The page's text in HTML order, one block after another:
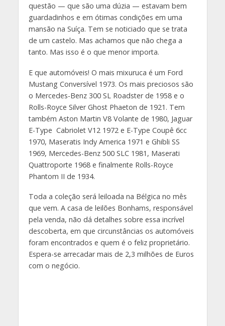
questão — que são uma dúzia — estavam bem
guardadinhos e em ótimas condições em uma
mansão na Suíça. Tem se noticiado que se trata
de um castelo. Mas achamos que não chega a
tanto. Mas isso é o que menor importa.
E que automóveis! O mais mixuruca é um Ford
Mustang Conversível 1973. Os mais preciosos são
o Mercedes-Benz 300 SL Roadster de 1958 e o
Rolls-Royce Silver Ghost Phaeton de 1921. Tem
também Aston Martin V8 Volante de 1980, Jaguar
E-Type Cabriolet V12 1972 e E-Type Coupê 6cc
1970, Maseratis Indy America 1971 e Ghibli SS
1969, Mercedes-Benz 500 SLC 1981, Maserati
Quattroporte 1968 e finalmente Rolls-Royce
Phantom II de 1934.
Toda a coleção será leiloada na Bélgica no mês
que vem. A casa de leilões Bonhams, responsável
pela venda, não dá detalhes sobre essa incrível
descoberta, em que circunstâncias os automóveis
foram encontrados e quem é o feliz proprietário.
Espera-se arrecadar mais de 2,3 milhões de Euros
com o negócio.